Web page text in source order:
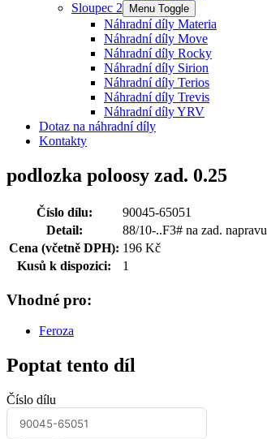
Sloupec 2
Menu Toggle
Náhradní díly Materia
Náhradní díly Move
Náhradní díly Rocky
Náhradní díly Sirion
Náhradní díly Terios
Náhradní díly Trevis
Náhradní díly YRV
Dotaz na náhradní díly
Kontakty
podlozka poloosy zad. 0.25
Číslo dílu:
90045-65051
Detail:
88/10-..F3# na zad. napravu
Cena (včetně DPH): 196 Kč
Kusů k dispozici:
1
Vhodné pro:
Feroza
Poptat tento díl
Číslo dílu